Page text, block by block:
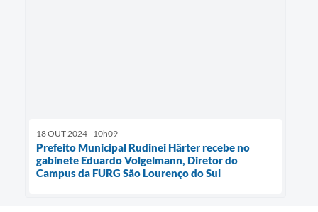
18 OUT 2024 - 10h09
Prefeito Municipal Rudinei Härter recebe no
gabinete Eduardo Volgelmann, Diretor do
Campus da FURG São Lourenço do Sul